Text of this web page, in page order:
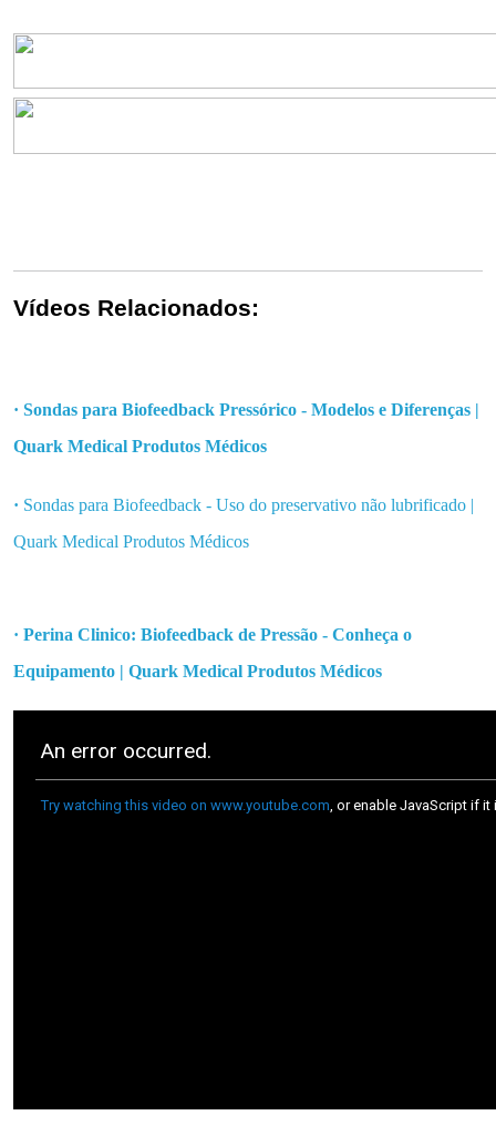
Vídeos Relacionados:
· Sondas para Biofeedback Pressórico - Modelos e Diferenças |
Quark Medical Produtos Médicos
· Sondas para Biofeedback - Uso do preservativo não lubrificado |
Quark Medical Produtos Médicos
· Perina Clinico: Biofeedback de Pressão - Conheça o
Equipamento | Quark Medical Produtos Médicos